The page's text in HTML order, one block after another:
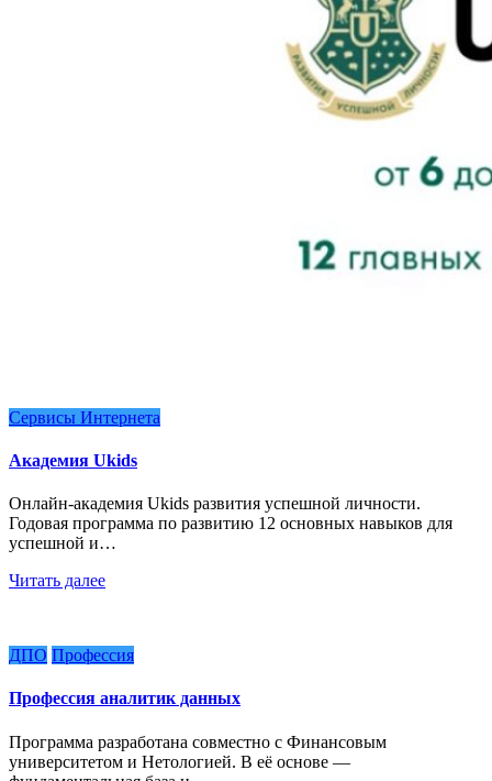
Сервисы Интернета
Академия Ukids
Онлайн-академия Ukids развития успешной личности.
Годовая программа по развитию 12 основных навыков для
успешной и…
Читать далее
ДПО Профессия
Профессия аналитик данных
Программа разработана совместно с Финансовым
университетом и Нетологией. В её основе —